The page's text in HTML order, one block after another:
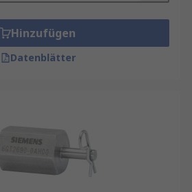
Hinzufügen
Datenblätter